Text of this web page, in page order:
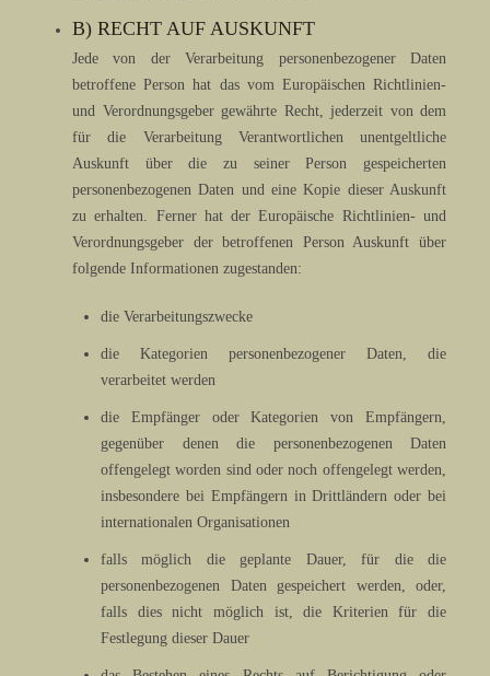
B) RECHT AUF AUSKUNFT
Jede von der Verarbeitung personenbezogener Daten
betroffene Person hat das vom Europäischen Richtlinien-
und Verordnungsgeber gewährte Recht, jederzeit von dem
für die Verarbeitung Verantwortlichen unentgeltliche
Auskunft über die zu seiner Person gespeicherten
personenbezogenen Daten und eine Kopie dieser Auskunft
zu erhalten. Ferner hat der Europäische Richtlinien- und
Verordnungsgeber der betroffenen Person Auskunft über
folgende Informationen zugestanden:
die Verarbeitungszwecke
die Kategorien personenbezogener Daten, die
verarbeitet werden
die Empfänger oder Kategorien von Empfängern,
gegenüber denen die personenbezogenen Daten
offengelegt worden sind oder noch offengelegt werden,
insbesondere bei Empfängern in Drittländern oder bei
internationalen Organisationen
falls möglich die geplante Dauer, für die die
personenbezogenen Daten gespeichert werden, oder,
falls dies nicht möglich ist, die Kriterien für die
Festlegung dieser Dauer